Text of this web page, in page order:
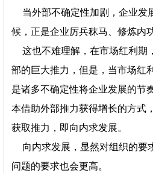
当外部不确定性加剧，企业发
候，正是企业厉兵秣马、修炼内
这也不难理解，在市场红利期
部的巨大推力，但是，当市场红
是诸多不确定性将企业发展的节
本借助外部推力获得增长的方式
获取推力，即向内求发展。
向内求发展，显然对组织的要
问题的要求也会更高。